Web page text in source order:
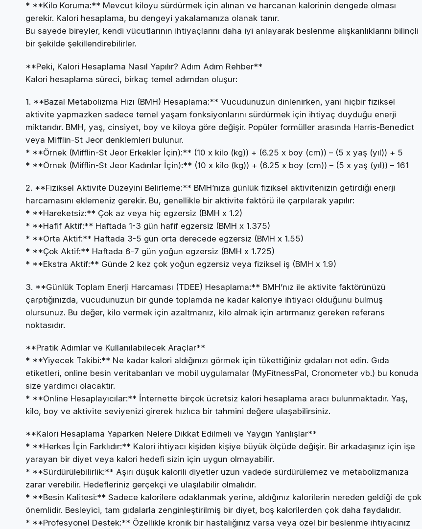
* **Kilo Koruma:** Mevcut kiloyu sürdürmek için alınan ve harcanan kalorinin dengede olması
gerekir. Kalori hesaplama, bu dengeyi yakalamanıza olanak tanır.
Bu sayede bireyler, kendi vücutlarının ihtiyaçlarını daha iyi anlayarak beslenme alışkanlıklarını bilinçli
bir şekilde şekillendirebilirler.
**Peki, Kalori Hesaplama Nasıl Yapılır? Adım Adım Rehber**
Kalori hesaplama süreci, birkaç temel adımdan oluşur:
1. **Bazal Metabolizma Hızı (BMH) Hesaplama:** Vücudunuzun dinlenirken, yani hiçbir fiziksel
aktivite yapmazken sadece temel yaşam fonksiyonlarını sürdürmek için ihtiyaç duyduğu enerji
miktarıdır. BMH, yaş, cinsiyet, boy ve kiloya göre değişir. Popüler formüller arasında Harris-Benedict
veya Mifflin-St Jeor denklemleri bulunur.
* **Örnek (Mifflin-St Jeor Erkekler İçin):** (10 x kilo (kg)) + (6.25 x boy (cm)) – (5 x yaş (yıl)) + 5
* **Örnek (Mifflin-St Jeor Kadınlar İçin):** (10 x kilo (kg)) + (6.25 x boy (cm)) – (5 x yaş (yıl)) – 161
2. **Fiziksel Aktivite Düzeyini Belirleme:** BMH’nıza günlük fiziksel aktivitenizin getirdiği enerji
harcamasını eklemeniz gerekir. Bu, genellikle bir aktivite faktörü ile çarpılarak yapılır:
* **Hareketsiz:** Çok az veya hiç egzersiz (BMH x 1.2)
* **Hafif Aktif:** Haftada 1-3 gün hafif egzersiz (BMH x 1.375)
* **Orta Aktif:** Haftada 3-5 gün orta derecede egzersiz (BMH x 1.55)
* **Çok Aktif:** Haftada 6-7 gün yoğun egzersiz (BMH x 1.725)
* **Ekstra Aktif:** Günde 2 kez çok yoğun egzersiz veya fiziksel iş (BMH x 1.9)
3. **Günlük Toplam Enerji Harcaması (TDEE) Hesaplama:** BMH’nız ile aktivite faktörünüzü
çarptığınızda, vücudunuzun bir günde toplamda ne kadar kaloriye ihtiyacı olduğunu bulmuş
olursunuz. Bu değer, kilo vermek için azaltmanız, kilo almak için artırmanız gereken referans
noktasıdır.
**Pratik Adımlar ve Kullanılabilecek Araçlar**
* **Yiyecek Takibi:** Ne kadar kalori aldığınızı görmek için tükettiğiniz gıdaları not edin. Gıda
etiketleri, online besin veritabanları ve mobil uygulamalar (MyFitnessPal, Cronometer vb.) bu konuda
size yardımcı olacaktır.
* **Online Hesaplayıcılar:** İnternette birçok ücretsiz kalori hesaplama aracı bulunmaktadır. Yaş,
kilo, boy ve aktivite seviyenizi girerek hızlıca bir tahmini değere ulaşabilirsiniz.
**Kalori Hesaplama Yaparken Nelere Dikkat Edilmeli ve Yaygın Yanlışlar**
* **Herkes İçin Farklıdır:** Kalori ihtiyacı kişiden kişiye büyük ölçüde değişir. Bir arkadaşınız için işe
yarayan bir diyet veya kalori hedefi sizin için uygun olmayabilir.
* **Sürdürülebilirlik:** Aşırı düşük kalorili diyetler uzun vadede sürdürülemez ve metabolizmanıza
zarar verebilir. Hedefleriniz gerçekçi ve ulaşılabilir olmalıdır.
* **Besin Kalitesi:** Sadece kalorilere odaklanmak yerine, aldığınız kalorilerin nereden geldiği de çok
önemlidir. Besleyici, tam gıdalarla zenginleştirilmiş bir diyet, boş kalorilerden çok daha faydalıdır.
* **Profesyonel Destek:** Özellikle kronik bir hastalığınız varsa veya özel bir beslenme ihtiyacınız